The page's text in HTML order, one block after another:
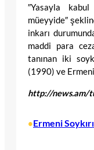
″Yasayla
müeyyide″
inkarı
maddi para
tanınan iki
(1990) ve Ermeni
http://news.am/
•Ermeni